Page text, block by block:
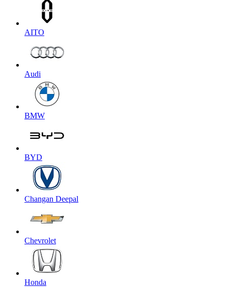
AITO
Audi
BMW
BYD
Changan Deepal
Chevrolet
Honda